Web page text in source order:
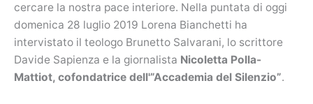
cercare la nostra pace interiore. Nella puntata di oggi
domenica 28 luglio 2019 Lorena Bianchetti ha
intervistato il teologo Brunetto Salvarani, lo scrittore
Davide Sapienza e la giornalista Nicoletta Polla-
Mattiot, cofondatrice dell'”Accademia del Silenzio”.